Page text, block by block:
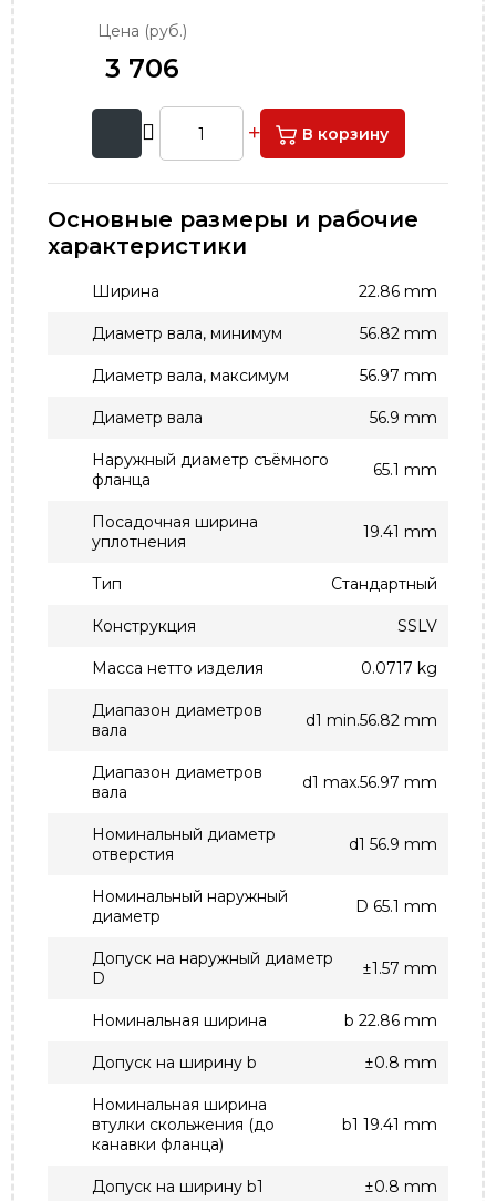
Цена (руб.)
3 706
В корзину
Основные размеры и рабочие
характеристики
Ширина 22.86 mm
Диаметр вала, минимум 56.82 mm
Диаметр вала, максимум 56.97 mm
Диаметр вала 56.9 mm
Наружный диаметр съёмного
фланца
65.1 mm
Посадочная ширина
уплотнения
19.41 mm
Тип Стандартный
Конструкция SSLV
Масса нетто изделия 0.0717 kg
Диапазон диаметров
вала
d1 min.56.82 mm
Диапазон диаметров
вала
d1 max.56.97 mm
Номинальный диаметр
отверстия
d1 56.9 mm
Номинальный наружный
диаметр
D 65.1 mm
Допуск на наружный диаметр
D
±1.57 mm
Номинальная ширина b 22.86 mm
Допуск на ширину b ±0.8 mm
Номинальная ширина
втулки скольжения (до
канавки фланца)
b1 19.41 mm
Допуск на ширину b1 ±0.8 mm